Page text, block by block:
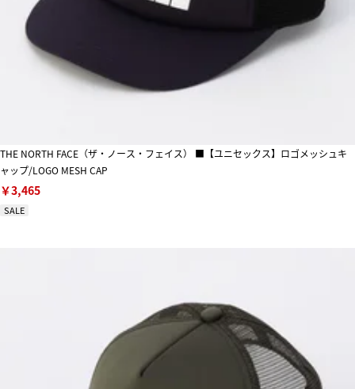
THE NORTH FACE（ザ・ノース・フェイス） ■【ユニセックス】ロゴメッシュキ
ャップ/LOGO MESH CAP
￥3,465
SALE